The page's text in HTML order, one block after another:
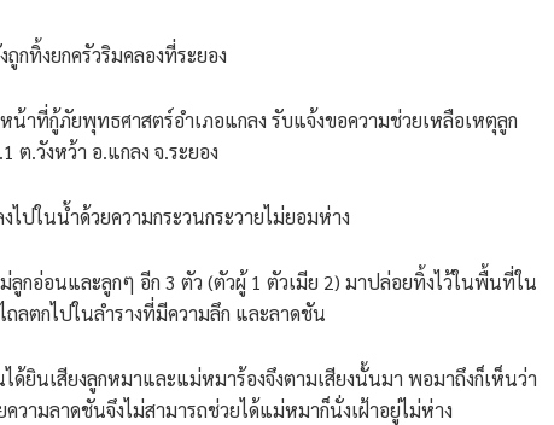
กทิ้งยกครัวริมคลองที่ระยอง
น้าที่กู้ภัยพุทธศาสตร์อำเภอแกลง รับแจ้งขอความช่วยเหลือเหตุลูก
.วังหว้า อ.แกลง จ.ระยอง
ปในน้ำด้วยความกระวนกระวายไม่ยอมห่าง
กอ่อนและลูกๆ อีก 3 ตัว (ตัวผู้ 1 ตัวเมีย 2) มาปล่อยทิ้งไว้ในพื้นที่ใน
ลตกไปในลำรางที่มีความลึก และลาดชัน
ยินเสียงลูกหมาและแม่หมาร้องจึงตามเสียงนั้นมา พอมาถึงก็เห็นว่า
ามลาดชันจึงไม่สามารถช่วยได้แม่หมาก็นั่งเฝ้าอยู่ไม่ห่าง